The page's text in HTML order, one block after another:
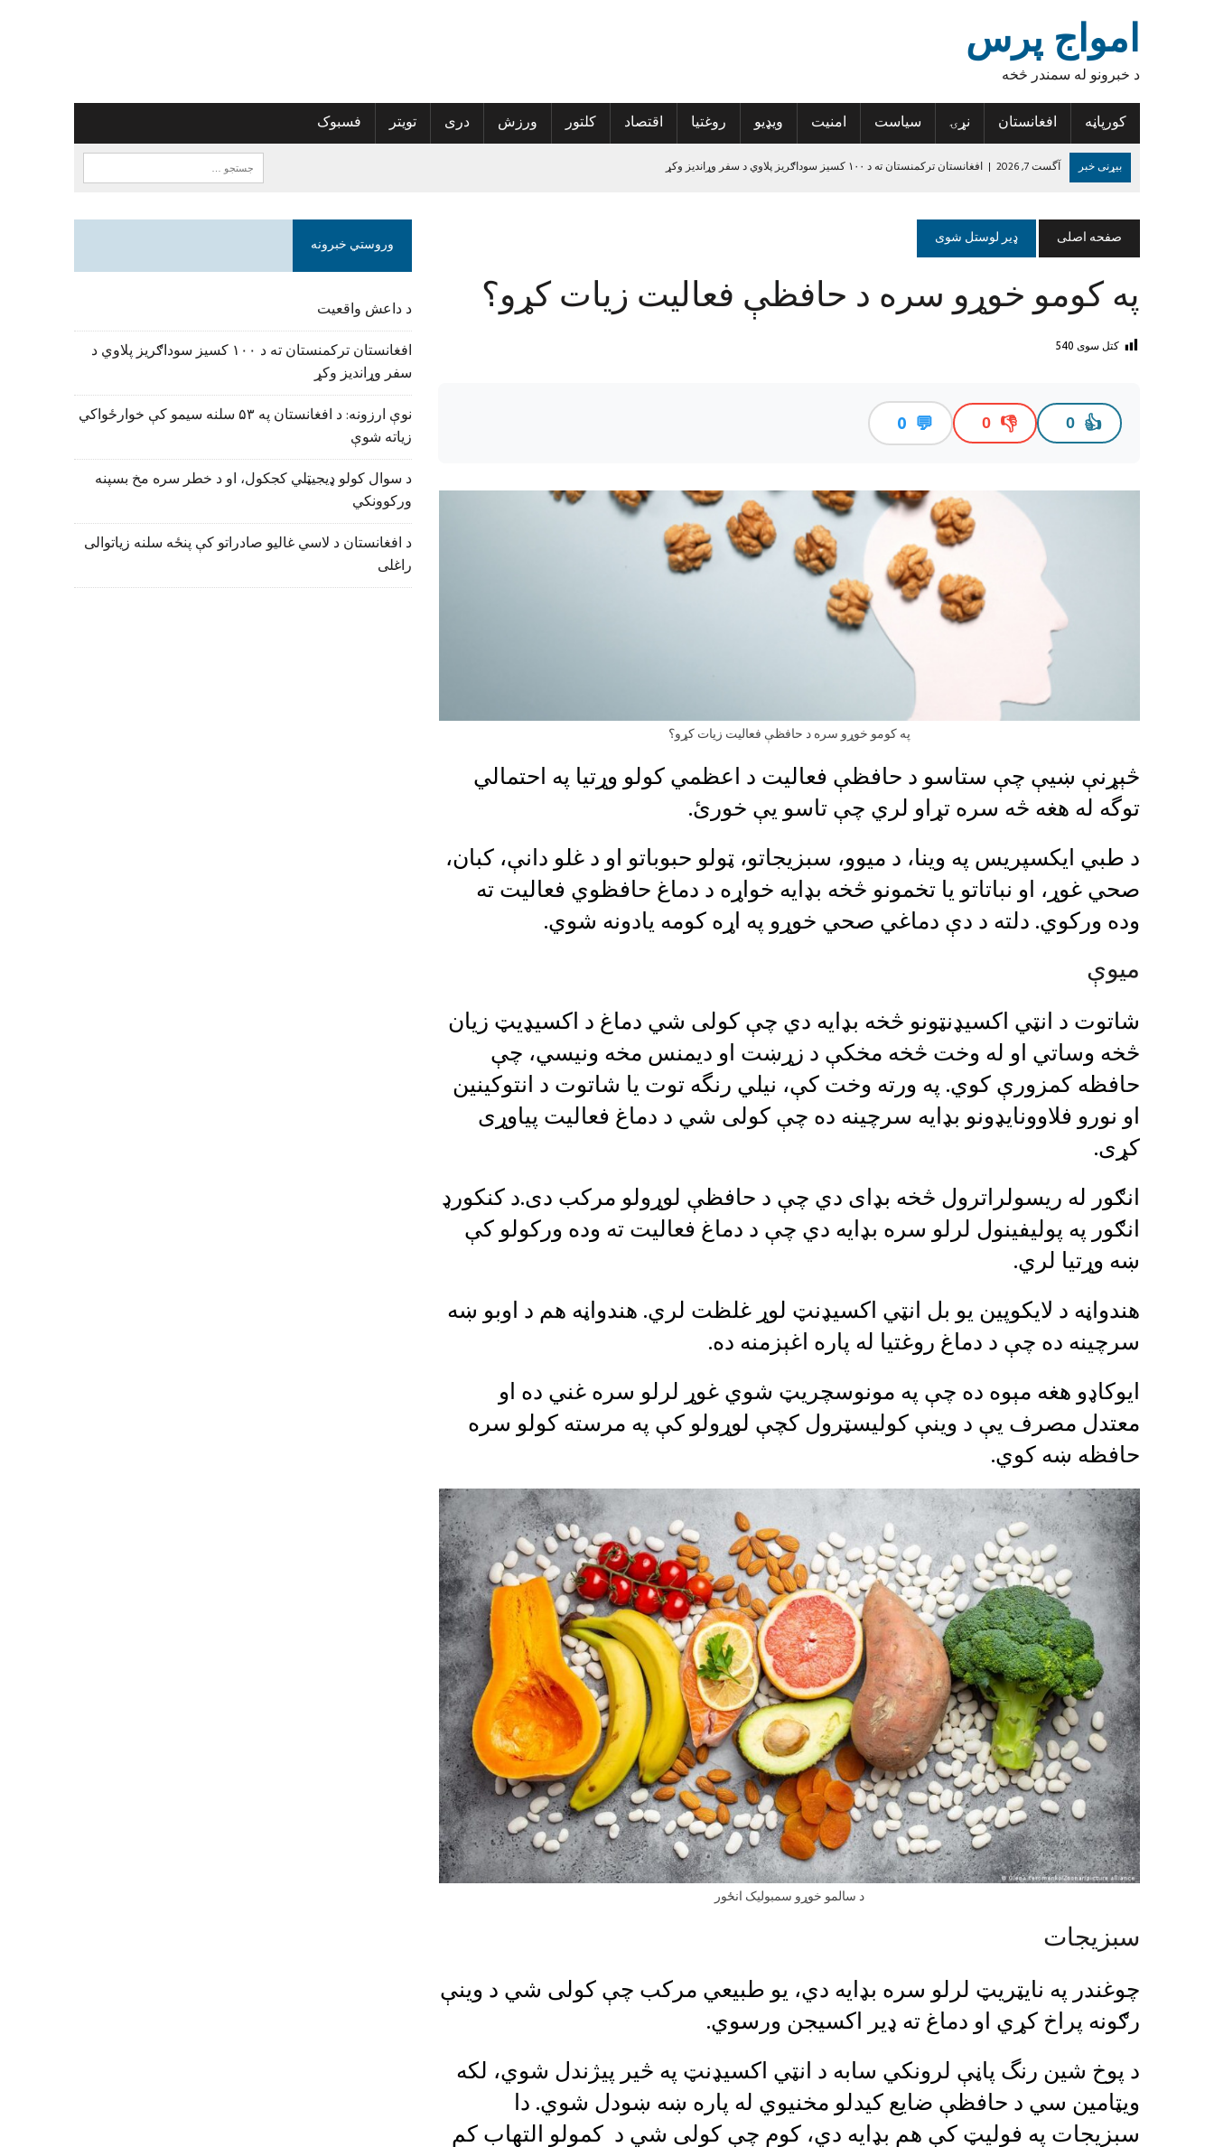
امواج پرس
د خبرونو له سمندر څخه
کورپاڼه
افغانستان نړۍ سیاست امنیت ویډیو روغتیا اقتصاد کلتور ورزش دری تویتر فسبوک
بیړنی خبر آگست 7, 2026 | افغانستان ترکمنستان ته د ۱۰۰ کسیز سوداګریز پلاوي د سفر وړاندیز وکړ
د سوال کولو ډیجیټلي کجکول، او د خطر سره مخ بسپنه ورکوونکي
آگست 6, 2026
| د افغانستان د لاسي غالیو صادراتو کې پنځه سلنه زیاتوالی راغلی
آگست 6, 2026
د روغتیا نړۍوال سازمان: د پولیو د مخنیوي هڅې دې پراخې شي
د داعش واقعیت
صفحه اصلی ډیر لوستل شوی
په کومو خوړو سره د حافظې فعالیت زيات کړو؟
کتل سوی 540
👍
0
👎
0
💬
0
په کومو خوړو سره د حافظې فعالیت زيات کړو؟
څېړنې ښیې چې ستاسو د حافظې فعالیت د اعظمي کولو وړتیا په احتمالي
توگه له هغه څه سره تړاو لري چې تاسو یې خورئ.
د طبي ایکسپریس په وینا، د میوو، سبزیجاتو، ټولو حبوباتو او د غلو دانې، کبان،
صحي غوړ، او نباتاتو یا تخمونو څخه بډایه خواړه د دماغ حافظوي فعالیت ته
وده ورکوي. دلته د دې دماغي صحي خوړو په اړه کومه يادونه شوي.
ميوې
شاتوت د انټي اکسیډنټونو څخه بډایه دي چې کولی شي دماغ د اکسیډیټ زیان
څخه وساتي او له وخت څخه مخکې د زړښت او ديمنس مخه ونیسي، چې
حافظه کمزورې کوي. په ورته وخت کې، نیلي رنگه توت یا شاتوت د انتوکینین
او نورو فلاوونایډونو بډایه سرچینه ده چې کولی شي د دماغ فعالیت پياوړی
کړی.
انګور له ریسولراترول څخه بډای دي چې د حافظې لوړولو مرکب دی.د کنکورډ
انګور په پولیفینول لرلو سره بډایه دي چې د دماغ فعالیت ته وده ورکولو کې
ښه وړتیا لري.
هندواڼه د لایکوپین یو بل انټي اکسیډنټ لوړ غلظت لري. هندواڼه هم د اوبو ښه
سرچینه ده چې د دماغ روغتیا له پاره اغېزمنه ده.
ایوکاډو هغه مېوه ده چې په مونوسچریټ شوي غوړ لرلو سره غني ده او
معتدل مصرف یې د وینې کولیسټرول کچې لوړولو کې په مرسته کولو سره
حافظه ښه کوي.
د سالمو خوړو سمبولیک انځور
سبزیجات
چوغندر په نایټریټ لرلو سره بډايه دي، یو طبیعي مرکب چې کولی شي د وینې
رګونه پراخ کړي او دماغ ته ډیر اکسیجن ورسوي.
د پوخ شين رنگ پاڼې لرونکي سابه د انټي اکسیډنټ په څیر پیژندل شوي، لکه
ویټامین سي د حافظې ضایع کيدلو مخنيوي له پاره ښه ښودل شوي. دا
سبزیجات په فولیټ کې هم بډایه دي، کوم چې کولی شي د کمولو التهاب کم
وروستي خبرونه
د داعش واقعیت
افغانستان ترکمنستان ته د ۱۰۰ کسیز سوداګریز پلاوي د
سفر وړاندیز وکړ
نوې ارزونه: د افغانستان په ۵۳ سلنه سیمو کې خوارځواکي
زیاته شوې
د سوال کولو ډیجیټلي کجکول، او د خطر سره مخ بسپنه
ورکوونکي
د افغانستان د لاسي غالیو صادراتو کې پنځه سلنه زیاتوالی
راغلی